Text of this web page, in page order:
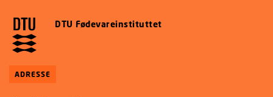
DTU Fødevareinstituttet
ADRESSE